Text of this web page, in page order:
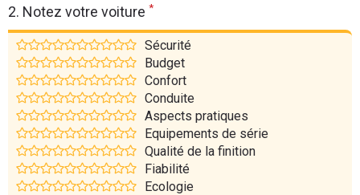
Moto
Marques
2. Notez votre voiture *
Sécurité
Budget
Confort
Conduite
Aspects pratiques
Equipements de série
Qualité de la finition
Fiabilité
Ecologie